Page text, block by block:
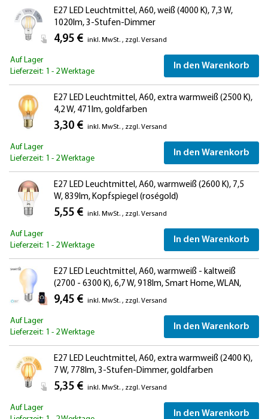
E27 LED Leuchtmittel, A60, weiß (4000 K), 7,3 W,
1020lm, 3-Stufen-Dimmer
4,95 € inkl. MwSt. , zzgl. Versand
Auf Lager
Lieferzeit: 1 - 2 Werktage
In den Warenkorb
E27 LED Leuchtmittel, A60, extra warmweiß (2500 K),
4,2 W, 471lm, goldfarben
3,30 € inkl. MwSt. , zzgl. Versand
Auf Lager
Lieferzeit: 1 - 2 Werktage
In den Warenkorb
E27 LED Leuchtmittel, A60, warmweiß (2600 K), 7,5
W, 839lm, Kopfspiegel (roségold)
5,55 € inkl. MwSt. , zzgl. Versand
Auf Lager
Lieferzeit: 1 - 2 Werktage
In den Warenkorb
E27 LED Leuchtmittel, A60, warmweiß - kaltweiß
(2700 - 6300 K), 6,7 W, 918lm, Smart Home, WLAN,
Alexa, Milchglas
9,45 € inkl. MwSt. , zzgl. Versand
Auf Lager
Lieferzeit: 1 - 2 Werktage
In den Warenkorb
E27 LED Leuchtmittel, A60, extra warmweiß (2400 K),
7 W, 778lm, 3-Stufen-Dimmer, goldfarben
5,35 € inkl. MwSt. , zzgl. Versand
Auf Lager
In den Warenkorb